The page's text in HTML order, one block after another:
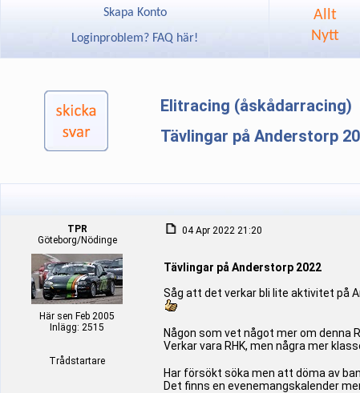
Skapa Konto
Loginproblem? FAQ här!
Allt
Nytt
Elitracing (åskådarracing)
Tävlingar på Anderstorp
TPR
Göteborg/Nödinge
Här sen Feb 2005
Inlägg: 2515
Trådstartare
04 Apr 2022 21:20
Tävlingar på Anderstorp 2022
Såg att det verkar bli lite aktivitet på
Någon som vet något mer om denna
Verkar vara RHK, men några mer
Har försökt söka men att döma av
Det finns en evenemangskalender